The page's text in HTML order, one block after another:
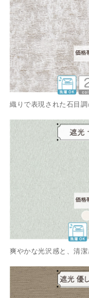
織りで表現された石目
爽やかな光沢感と、清